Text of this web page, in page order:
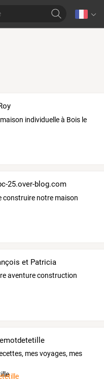
individuelle à Bois le
25.over-blog.com
construire notre maison
et Patricia
aventure construction
mes voyages, mes